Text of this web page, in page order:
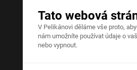
Tato webová
V Pelikánovi děláme vše proto,
nám umožníte používat údaje o
nebo vypnout.